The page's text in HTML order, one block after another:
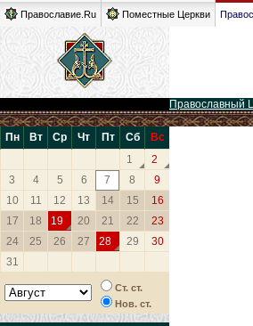
Православие.Ru Поместные Церкви
Православный
Пн Вт Ср Чт Пт Сб
Вс
1
2
3
4 5 6 7 8
9
10
11 12 13 14 15
16
17
18 19 20 21 22
23
24
25 26 27 28 29
30
31
Ст. ст.
Нов. ст.